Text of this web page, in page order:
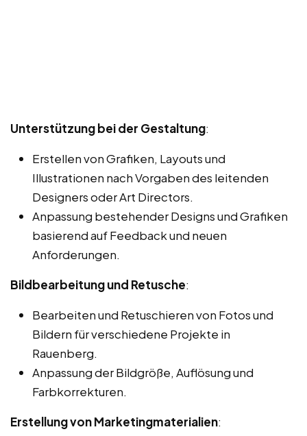
Unterstützung bei der Gestaltung:
Erstellen von Grafiken, Layouts und
Illustrationen nach Vorgaben des leitenden
Designers oder Art Directors.
Anpassung bestehender Designs und Grafiken
basierend auf Feedback und neuen
Anforderungen.
Bildbearbeitung und Retusche:
Bearbeiten und Retuschieren von Fotos und
Bildern für verschiedene Projekte in
Rauenberg.
Anpassung der Bildgröße, Auflösung und
Farbkorrekturen.
Erstellung von Marketingmaterialien: